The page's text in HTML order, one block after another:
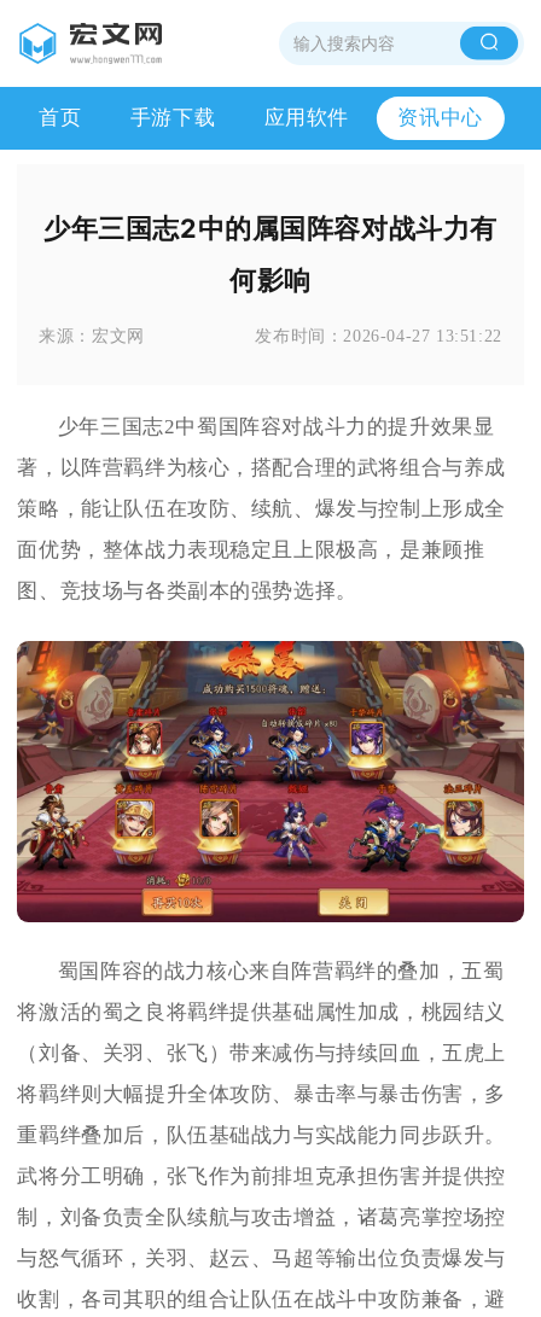
首页 手游下载 应用软件 资讯中心
少年三国志2中的属国阵容对战斗力有
何影响
来源： 宏文网 发布时间： 2026-04-27 13:51:22
少年三国志2中蜀国阵容对战斗力的提升效果显
著，以阵营羁绊为核心，搭配合理的武将组合与养成
策略，能让队伍在攻防、续航、爆发与控制上形成全
面优势，整体战力表现稳定且上限极高，是兼顾推
图、竞技场与各类副本的强势选择。
蜀国阵容的战力核心来自阵营羁绊的叠加，五蜀
将激活的蜀之良将羁绊提供基础属性加成，桃园结义
（刘备、关羽、张飞）带来减伤与持续回血，五虎上
将羁绊则大幅提升全体攻防、暴击率与暴击伤害，多
重羁绊叠加后，队伍基础战力与实战能力同步跃升。
武将分工明确，张飞作为前排坦克承担伤害并提供控
制，刘备负责全队续航与攻击增益，诸葛亮掌控场控
与怒气循环，关羽、赵云、马超等输出位负责爆发与
收割，各司其职的组合让队伍在战斗中攻防兼备，避